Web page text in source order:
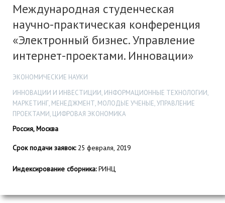
Международная студенческая
научно-практическая конференция
«Электронный бизнес. Управление
интернет-проектами. Инновации»
ЭКОНОМИЧЕСКИЕ НАУКИ
ИННОВАЦИИ И ИНВЕСТИЦИИ, ИНФОРМАЦИОННЫЕ ТЕХНОЛОГИИ,
МАРКЕТИНГ, МЕНЕДЖМЕНТ, МОЛОДЫЕ УЧЕНЫЕ, УПРАВЛЕНИЕ
ПРОЕКТАМИ, ЦИФРОВАЯ ЭКОНОМИКА
Россия, Москва
Срок подачи заявок:25 февраля, 2019
Индексирование сборника:РИНЦ